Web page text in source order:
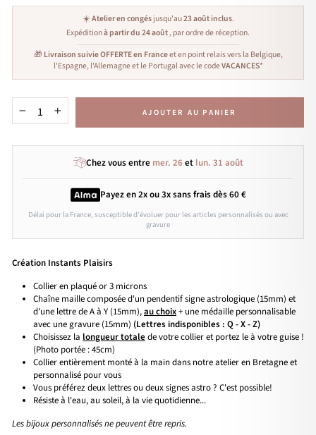
☀️Atelier en congésjusqu'au23 août inclus.
Expéditionà partir du 24 août, par ordre de réception.
🎁 Livraison suivie OFFERTE en Franceet en point relais vers la Belgique,
l'Espagne, l'Allemagne et le Portugal avec le codeVACANCES*
+ AJOUTER AU PANIER
Chez vous entre mer. 26et lun. 31 août
Payez en 2x ou 3xsans fraisdès 60 €
Délai pour la France, susceptible d'évoluer pour les articles personnalisés ou avec
gravure
Création Instants Plaisirs
Collier en plaqué or 3 microns
Chaîne maille composée d'un pendentif signe astrologique (15mm) et
d'une lettre de A à Y (15mm),au choix+ une médaille personnalisable
avec une gravure (15mm) (Lettres indisponibles : Q - X - Z)
Choisissez la longueur totale de votre collier et portez le à votre guise !
(Photo portée : 45cm)
Collier entièrement monté à la main dans notre atelier en Bretagne et
personnalisé pour vous
Vous préférez deux lettres ou deux signes astro ? C'est possible!
Résiste à l'eau, au soleil, à la vie quotidienne...
Les bijoux personnalisés ne peuvent être repris.